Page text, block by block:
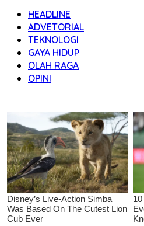
HEADLINE
ADVETORIAL
TEKNOLOGI
GAYA HIDUP
OLAH RAGA
OPINI